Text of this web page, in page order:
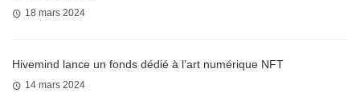
18 mars 2024
Hivemind lance un fonds dédié à l’art numérique NFT
14 mars 2024